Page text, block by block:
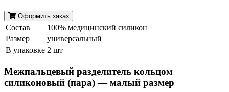
Оформить заказ
Состав
100% медицинский силикон
Размер
универсальный
В упаковке 2 шт
Межпальцевый разделитель кольцом
силиконовый (пара) — малый размер